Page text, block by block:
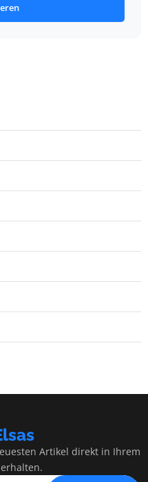
Artikel direkt in Ihrem